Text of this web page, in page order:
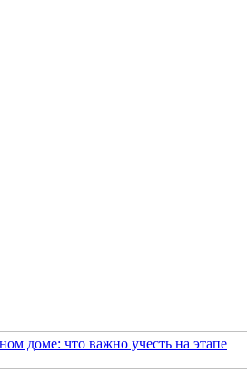
доме: что важно учесть на этапе